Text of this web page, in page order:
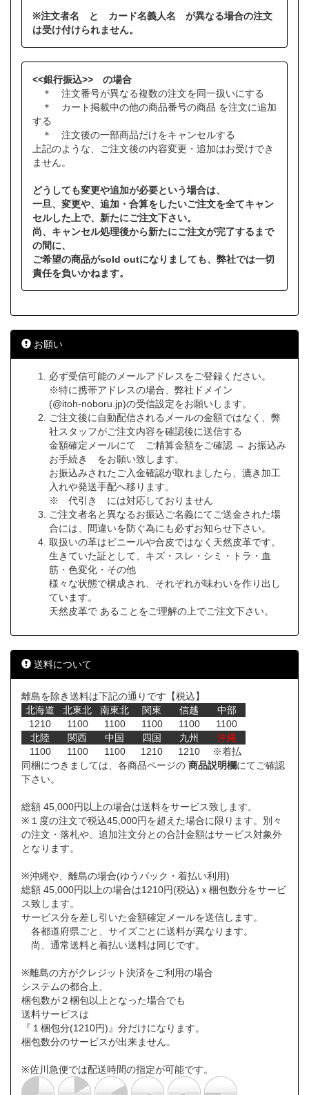
※注文者名 と カード名義人名 が異なる場合の注文
は受け付けられません。
<<銀行振込>> の場合
＊ 注文番号が異なる複数の注文を同一扱いにする
＊ カート掲載中の他の商品番号の商品 を注文に追加
する
＊ 注文後の一部商品だけをキャンセルする
上記のような、ご注文後の内容変更・追加はお受けでき
ません。
どうしても変更や追加が必要という場合は、
一旦、変更や、追加・合算をしたいご注文を全てキャン
セルした上で、新たにご注文下さい。
尚、キャンセル処理後から新たにご注文が完了するまで
の間に、
ご希望の商品がsold outになりましても、弊社では一切
責任を負いかねます。
お願い
必ず受信可能のメールアドレスをご登録ください。
※特に携帯アドレスの場合、弊社ドメイン
(@itoh-noboru.jp)の受信設定をお願いします。
ご注文後に自動配信されるメールの金額ではなく、弊
社スタッフがご注文内容を確認後に送信する
金額確定メールにて ご精算金額をご確認 → お振込み
お手続き をお願い致します。
お振込みされたご入金確認が取れましたら、漉き加工
入れや発送手配へ移ります。
※ 代引き には対応しておりません
ご注文者名と異なるお振込ご名義にてご送金された場
合には、間違いを防ぐ為にも必ずお知らせ下さい。
取扱いの革はビニールや合皮ではなく天然皮革です。
生きていた証として、キズ・スレ・シミ・トラ・血
筋・色変化・その他
様々な状態で構成され、それぞれが味わいを作り出し
ています。
天然皮革で あることをご理解の上でご注文下さい。
送料について
離島を除き送料は下記の通りです【税込】
北海道
北東北 南東北 関東 信越
中部
1210
1100 1100 1100 1100
1100
北陸
関西 中国 四国 九州
沖縄
1100
1100 1100 1210 1210
※着払
同梱につきましては、各商品ページの 商品説明欄にてご確認
下さい。
総額 45,000円以上の場合は送料をサービス致します。
※１度の注文で税込45,000円を超えた場合に限ります。別々
の注文・落札や、追加注文分との合計金額はサービス対象外
となります。
※沖縄や、離島の場合(ゆうパック・着払い利用)
総額 45,000円以上の場合は1210円(税込)ｘ梱包数分をサービ
ス致します。
サービス分を差し引いた金額確定メールを送信します。
各都道府県ごと、サイズごとに送料が異なります。
尚、通常送料と着払い送料は同じです。
※離島の方がクレジット決済をご利用の場合
システムの都合上、
梱包数が２梱包以上となった場合でも
送料サービスは
『１梱包分(1210円)』分だけになります。
梱包数分のサービスが出来ません。
※佐川急便では配送時間の指定が可能です。